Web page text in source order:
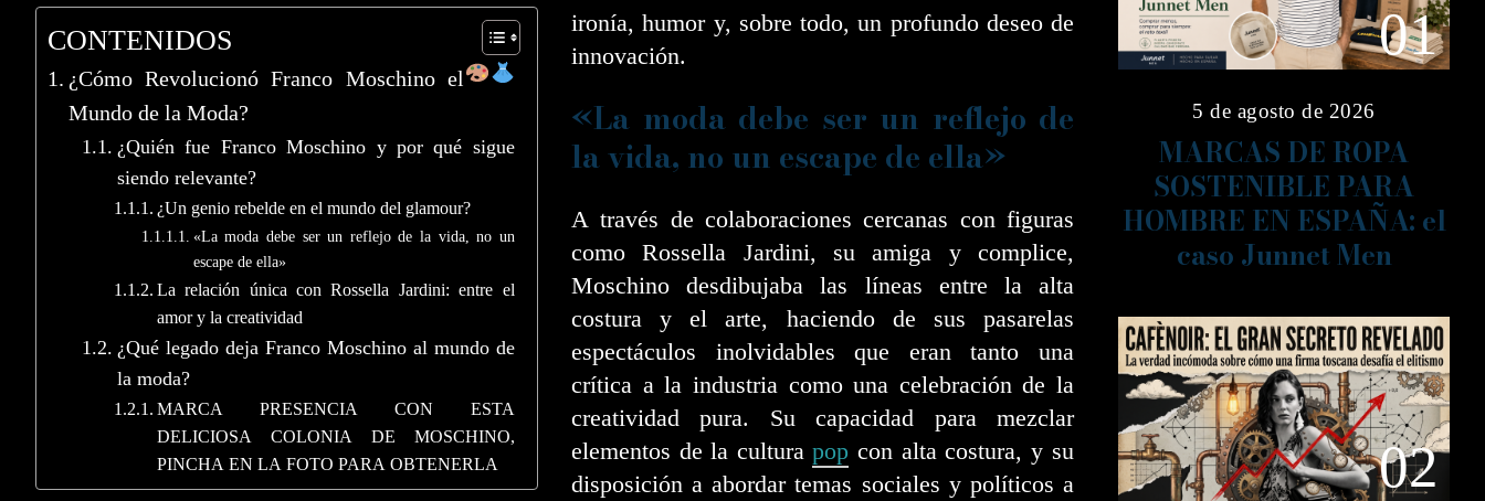
CONTENIDOS
¿Cómo Revolucionó Franco Moschino el
Mundo de la Moda?
¿Quién fue Franco Moschino y por qué sigue
siendo relevante?
¿Un genio rebelde en el mundo del glamour?
«La moda debe ser un reflejo de la vida, no un
escape de ella»
La relación única con Rossella Jardini: entre el
amor y la creatividad
¿Qué legado deja Franco Moschino al mundo de
la moda?
MARCA PRESENCIA CON ESTA
DELICIOSA COLONIA DE MOSCHINO,
PINCHA EN LA FOTO PARA OBTENERLA
ironía, humor y, sobre todo, un profundo deseo de
innovación.
«La moda debe ser un reflejo de
la vida, no un escape de ella»
A través de colaboraciones cercanas con figuras
como Rossella Jardini, su amiga y complice,
Moschino desdibujaba las líneas entre la alta
costura y el arte, haciendo de sus pasarelas
espectáculos inolvidables que eran tanto una
crítica a la industria como una celebración de la
creatividad pura. Su capacidad para mezclar
elementos de la cultura pop con alta costura, y su
disposición a abordar temas sociales y políticos a
01
5 de agosto de 2026
MARCAS DE ROPA
SOSTENIBLE PARA
HOMBRE EN ESPAÑA: el
caso Junnet Men
02